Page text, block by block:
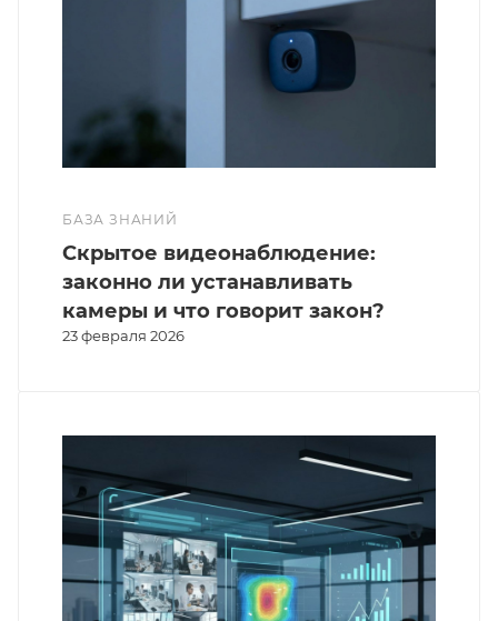
БАЗА ЗНАНИЙ
23 февраля 2026
Скрытое видеонаблюдение:
законно ли устанавливать
камеры и что говорит закон?